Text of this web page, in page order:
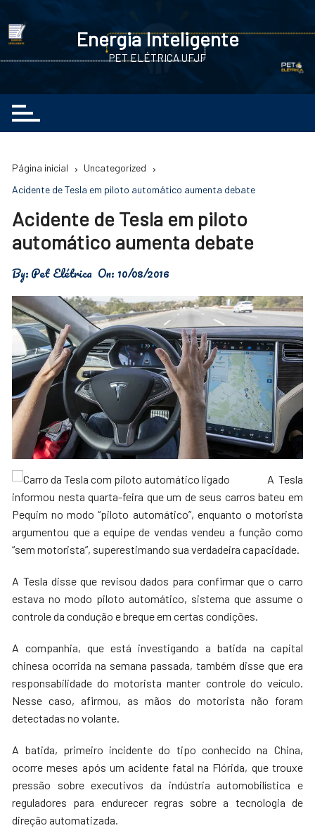
para
conteúdo
Energia Inteligente
PET ELÉTRICA UFJF
Página inicial
Uncategorized
Acidente de Tesla em piloto automático aumenta debate
Acidente de Tesla em piloto
automático aumenta debate
By:Pet Elétrica On: 10/08/2016
A Tesla
informou nesta quarta-feira que um de seus carros bateu em
Pequim no modo “piloto automático”, enquanto o motorista
argumentou que a equipe de vendas vendeu a função como
“sem motorista”, superestimando sua verdadeira capacidade.
A Tesla disse que revisou dados para confirmar que o carro
estava no modo piloto automático, sistema que assume o
controle da condução e breque em certas condições.
A companhia, que está investigando a batida na capital
chinesa ocorrida na semana passada, também disse que era
responsabilidade do motorista manter controle do veículo.
Nesse caso, afirmou, as mãos do motorista não foram
detectadas no volante.
A batida, primeiro incidente do tipo conhecido na China,
ocorre meses após um acidente fatal na Flórida, que trouxe
pressão sobre executivos da indústria automobilística e
reguladores para endurecer regras sobre a tecnologia de
direção automatizada.